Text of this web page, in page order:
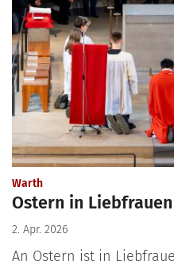
Warth:
Ostern in Liebfrauen
2. Apr. 2026
An Ostern ist in